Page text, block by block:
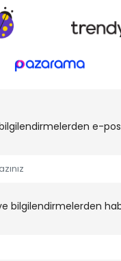
e-
bilgilendirmelerden